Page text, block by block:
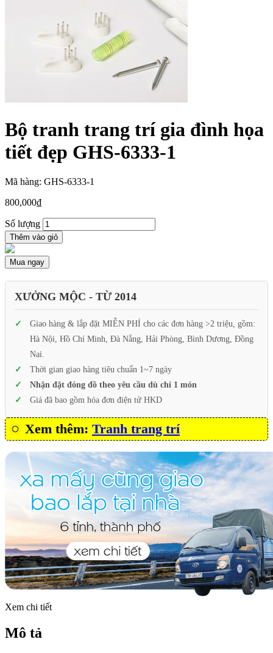
Bộ tranh trang trí gia đình họa
tiết đẹp GHS-6333-1
Mã hàng: GHS-6333-1
800,000₫
Số lượng
Thêm vào giỏ
Mua ngay
XƯỞNG MỘC - TỪ 2014
Giao hàng & lắp đặt MIỄN PHÍ cho các đơn hàng >2 triệu, gồm:
Hà Nội, Hồ Chí Minh, Đà Nẵng, Hải Phòng, Bình Dương, Đồng
Nai.
Thời gian giao hàng tiêu chuẩn 1~7 ngày
Nhận đặt đóng đồ theo yêu cầu dù chỉ 1 món
Giá đã bao gồm hóa đơn điện tử HKD
Xem thêm: Tranh trang trí
Xem chi tiết
Mô tả